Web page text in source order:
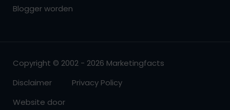
Blogger worden
Copyright © 2002 - 2026 Marketingfacts
Disclaimer
Privacy Policy
Website door